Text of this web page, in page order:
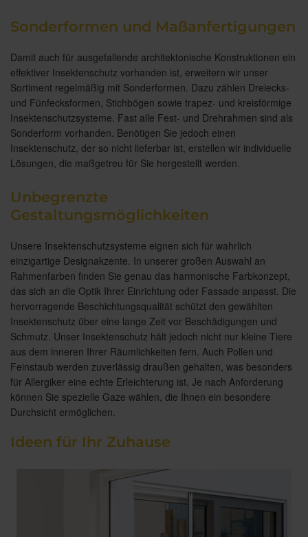
Sonderformen und Maßanfertigungen
Damit auch für ausgefallende architektonische Konstruktionen ein
effektiver Insektenschutz vorhanden ist, erweitern wir unser
Sortiment regelmäßig mit Sonderformen. Dazu zählen Dreiecks-
und Fünfecksformen, Stichbögen sowie trapez- und kreisförmige
Insektenschutzsysteme. Fast alle Fest- und Drehrahmen sind als
Sonderform vorhanden. Benötigen Sie jedoch einen
Insektenschutz, der so nicht lieferbar ist, erstellen wir individuelle
Lösungen, die maßgetreu für Sie hergestellt werden.
Unbegrenzte
Gestaltungsmöglichkeiten
Unsere Insektenschutzsysteme eignen sich für wahrlich
einzigartige Designakzente. In unserer großen Auswahl an
Rahmenfarben finden Sie genau das harmonische Farbkonzept,
das sich an die Optik Ihrer Einrichtung oder Fassade anpasst. Die
hervorragende Beschichtungsqualität schützt den gewählten
Insektenschutz über eine lange Zeit vor Beschädigungen und
Schmutz. Unser Insektenschutz hält jedoch nicht nur kleine Tiere
aus dem inneren Ihrer Räumlichkeiten fern. Auch Pollen und
Feinstaub werden zuverlässig draußen gehalten, was besonders
für Allergiker eine echte Erleichterung ist. Je nach Anforderung
können Sie spezielle Gaze wählen, die Ihnen ein besondere
Durchsicht ermöglichen.
Ideen für Ihr Zuhause